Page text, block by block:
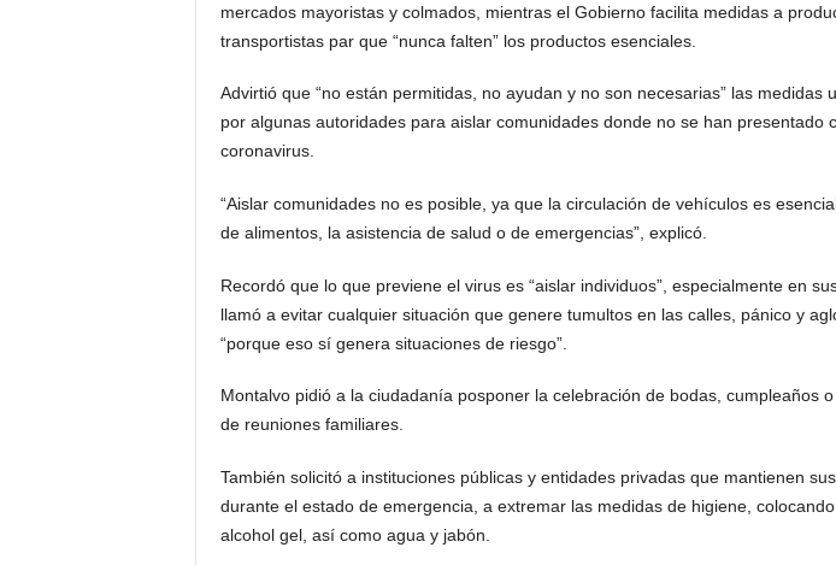
mercados mayoristas y colmados, mientras el Gobierno facilita medidas a
transportistas par que “nunca falten” los productos esenciales.
Advirtió que “no están permitidas, no ayudan y no son necesarias” las medidas
por algunas autoridades para aislar comunidades donde no se han presentado
coronavirus.
“Aislar comunidades no es posible, ya que la circulación de vehículos es
de alimentos, la asistencia de salud o de emergencias”, explicó.
Recordó que lo que previene el virus es “aislar individuos”, especialmente en
llamó a evitar cualquier situación que genere tumultos en las calles, pánico y
“porque eso sí genera situaciones de riesgo”.
Montalvo pidió a la ciudadanía posponer la celebración de bodas, cumpleaños
de reuniones familiares.
También solicitó a instituciones públicas y entidades privadas que mantienen
durante el estado de emergencia, a extremar las medidas de higiene,
alcohol gel, así como agua y jabón.